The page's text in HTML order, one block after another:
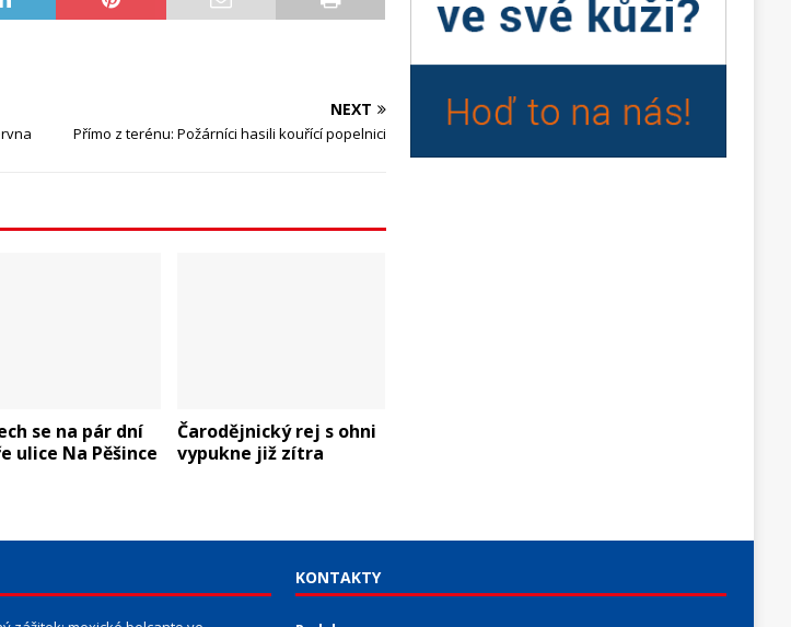
NEXT
Přímo z terénu: Požárníci hasili kouřící popelnici
se na pár dní
ulice Na Pěšince
Čarodějnický rej s ohni
vypukne již zítra
KONTAKTY